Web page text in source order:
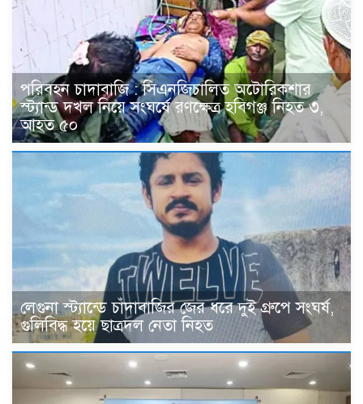
পরিবহন চাদাবাজি : সিএনজিচালিত অটোরিকশার
স্ট্যান্ড দখল নিয়ে সংঘর্ষে রণক্ষেত্র হবিগঞ্জ নিহত ৩,
আহত ৫০
লেগুনা স্ট্যান্ডে চাঁদাবাজির জের ধরে দুই গ্রুপে সংঘর্ষ,
গুলিবিদ্ধ হয়ে ছাত্রদল নেতা নিহত